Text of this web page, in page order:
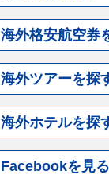
海外格安航空券
海外ツアーを探
海外ホテルを探
Facebookを見る